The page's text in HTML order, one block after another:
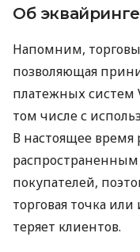
Об эквайринге
Напомним,
позволяющая
платежных систем
том числе с
В настоящее время
покупателей,
торговая точка
теряет клиентов.